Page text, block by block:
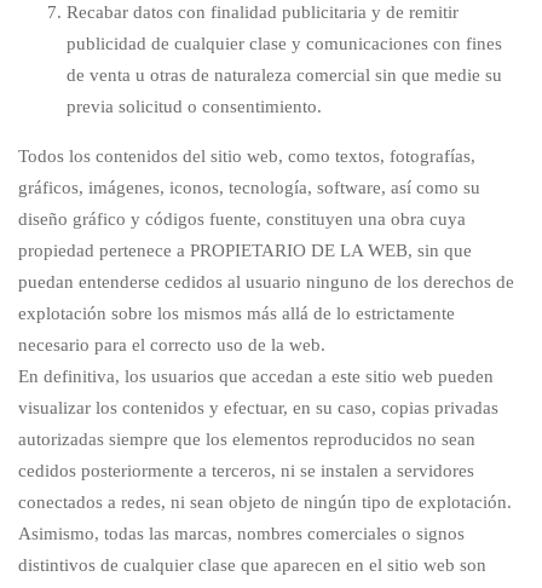
Recabar datos con finalidad publicitaria y de remitir
publicidad de cualquier clase y comunicaciones con fines
de venta u otras de naturaleza comercial sin que medie su
previa solicitud o consentimiento.
Todos los contenidos del sitio web, como textos, fotografías,
gráficos, imágenes, iconos, tecnología, software, así como su
diseño gráfico y códigos fuente, constituyen una obra cuya
propiedad pertenece a PROPIETARIO DE LA WEB, sin que
puedan entenderse cedidos al usuario ninguno de los derechos de
explotación sobre los mismos más allá de lo estrictamente
necesario para el correcto uso de la web.
En definitiva, los usuarios que accedan a este sitio web pueden
visualizar los contenidos y efectuar, en su caso, copias privadas
autorizadas siempre que los elementos reproducidos no sean
cedidos posteriormente a terceros, ni se instalen a servidores
conectados a redes, ni sean objeto de ningún tipo de explotación.
Asimismo, todas las marcas, nombres comerciales o signos
distintivos de cualquier clase que aparecen en el sitio web son